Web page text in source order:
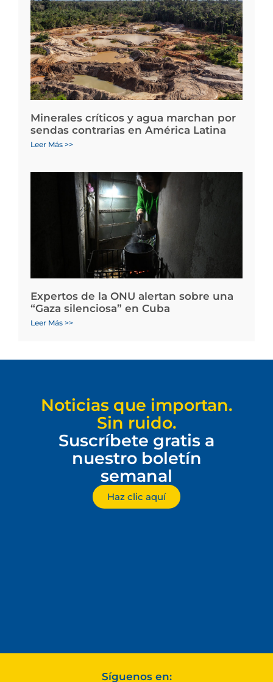
Minerales críticos y agua marchan por
sendas contrarias en América Latina
Leer Más >>
Expertos de la ONU alertan sobre una
“Gaza silenciosa” en Cuba
Leer Más >>
Noticias que importan.
Sin ruido.
Suscríbete gratis a
nuestro boletín
semanal
Haz clic aquí
Síguenos en: